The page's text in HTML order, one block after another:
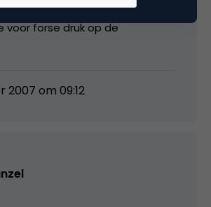
door de toegenomen
voor forse druk op de
2007 om 09:12